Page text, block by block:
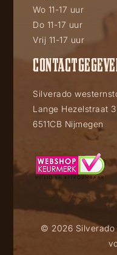
Wo 11-17 uur
Do 11-17 uur
Vrij 11-17 uur
Silverado
Lange Hezelstraat
6511CB Nijmegen
© 2026 Silverado